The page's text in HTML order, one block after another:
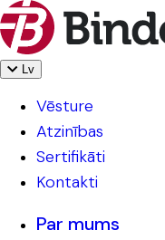
Lv
Vēsture
Atzinības
Sertifikāti
Kontakti
Par mums